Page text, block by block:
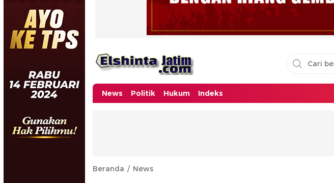
News Politik Hukum Indeks
Beranda News